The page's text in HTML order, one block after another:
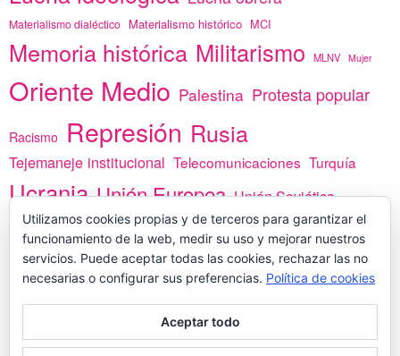
Materialismo dialéctico Materialismo histórico MCI
Memoria histórica Militarismo MLNV Mujer
Oriente Medio Palestina Protesta popular
Racismo Represión Rusia
Tejemaneje institucional Telecomunicaciones Turquía
Ucrania Unión Europea Unión Soviética
vacunas Yemen África
PREGÚNTANOS
Utilizamos cookies propias y de terceros para garantizar el
funcionamiento de la web, medir su uso y mejorar nuestros
servicios. Puede aceptar todas las cookies, rechazar las no
necesarias o configurar sus preferencias. Política de cookies
Aceptar todo